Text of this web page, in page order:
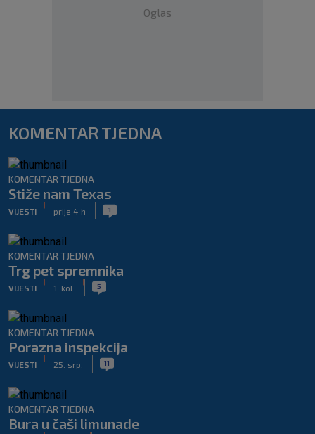
Oglas
KOMENTAR TJEDNA
KOMENTAR TJEDNA
Stiže nam Texas
VIJESTI prije 4 h 1
KOMENTAR TJEDNA
Trg pet spremnika
VIJESTI 1. kol. 5
KOMENTAR TJEDNA
Porazna inspekcija
VIJESTI 25. srp. 11
KOMENTAR TJEDNA
Bura u čaši limunade